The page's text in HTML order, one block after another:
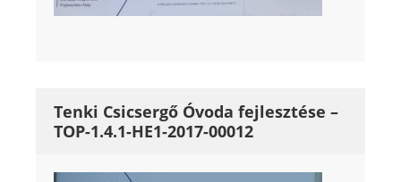
Tenki Csicsergő Óvoda fejlesztése –
TOP-1.4.1-HE1-2017-00012